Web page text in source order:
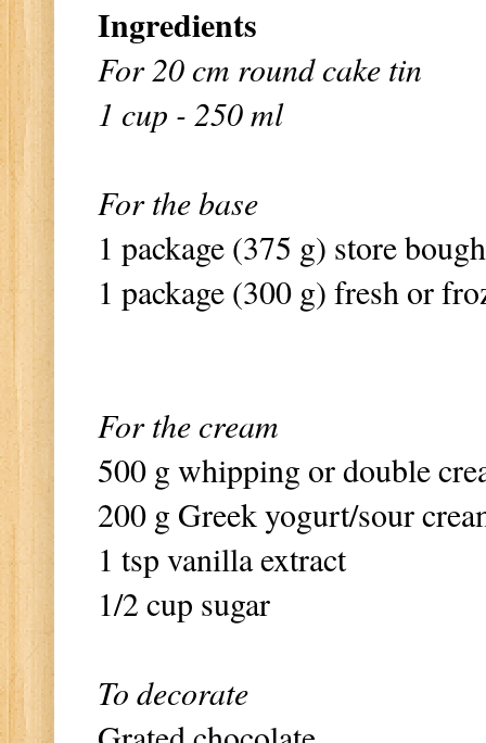
Ingredients
For 20 cm round cake tin
1 cup - 250 ml
For the base
1 package (375 g) store
1 package (300 g) fresh or
For the cream
500 g whipping or double
200 g Greek yogurt/sour
1 tsp vanilla extract
1/2 cup sugar
To decorate